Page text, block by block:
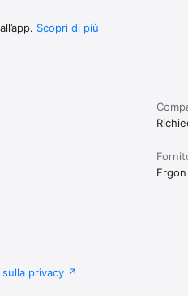
Scopri di più
privacy